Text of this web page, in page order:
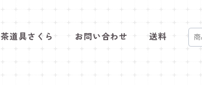
茶道具さくら お問い合わせ 送料